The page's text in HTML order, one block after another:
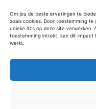
Om jou de beste ervaringen te
zoals cookies. Door toestemming
unieke ID's op deze site
toestemming intrekt, kan dit impact
werkt.
TheaterMag is het
theaterliefhebber. Wat jij
hebben, is dat jullie net